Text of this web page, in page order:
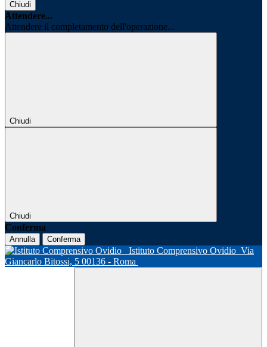
Chiudi
Attendere...
Attendere il completamento dell'operazione...
Chiudi
Chiudi
Conferma
Annulla Conferma
Istituto Comprensivo Ovidio Via
Giancarlo Bitossi, 5 00136 - Roma